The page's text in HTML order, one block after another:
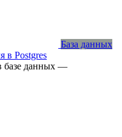
База данных
в Postgres
базе данных —